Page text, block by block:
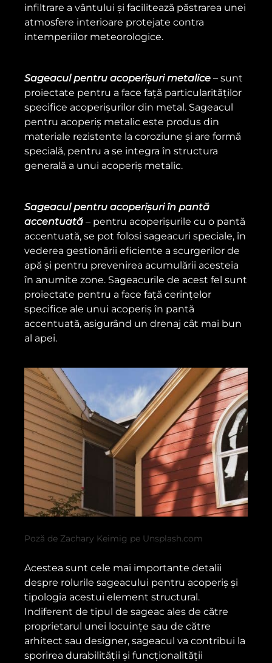
infiltrare a vântului și facilitează păstrarea unei
atmosfere interioare protejate contra
intemperiilor meteorologice.
Sageacul pentru acoperișuri metalice – sunt
proiectate pentru a face față particularităților
specifice acoperișurilor din metal. Sageacul
pentru acoperiș metalic este produs din
materiale rezistente la coroziune și are formă
specială, pentru a se integra în structura
generală a unui acoperiș metalic.
Sageacul pentru acoperișuri în pantă
accentuată – pentru acoperișurile cu o pantă
accentuată, se pot folosi sageacuri speciale, în
vederea gestionării eficiente a scurgerilor de
apă și pentru prevenirea acumulării acesteia
în anumite zone. Sageacurile de acest fel sunt
proiectate pentru a face față cerințelor
specifice ale unui acoperiș în pantă
accentuată, asigurând un drenaj cât mai bun
al apei.
Poză de Zachary Keimig pe Unsplash.com
Acestea sunt cele mai importante detalii
despre rolurile sageacului pentru acoperiș și
tipologia acestui element structural.
Indiferent de tipul de sageac ales de către
proprietarul unei locuințe sau de către
arhitect sau designer, sageacul va contribui la
sporirea durabilității și funcționalității